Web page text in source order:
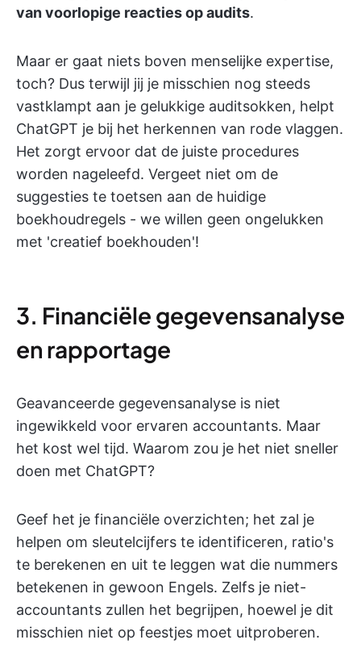
van voorlopige reacties op audits.
Maar er gaat niets boven menselijke expertise,
toch? Dus terwijl jij je misschien nog steeds
vastklampt aan je gelukkige auditsokken, helpt
ChatGPT je bij het herkennen van rode vlaggen.
Het zorgt ervoor dat de juiste procedures
worden nageleefd. Vergeet niet om de
suggesties te toetsen aan de huidige
boekhoudregels - we willen geen ongelukken
met 'creatief boekhouden'!
3. Financiële gegevensanalyse
en rapportage
Geavanceerde gegevensanalyse is niet
ingewikkeld voor ervaren accountants. Maar
het kost wel tijd. Waarom zou je het niet sneller
doen met ChatGPT?
Geef het je financiële overzichten; het zal je
helpen om sleutelcijfers te identificeren, ratio's
te berekenen en uit te leggen wat die nummers
betekenen in gewoon Engels. Zelfs je niet-
accountants zullen het begrijpen, hoewel je dit
misschien niet op feestjes moet uitproberen.